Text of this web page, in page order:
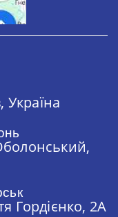
Україна
Гордієнко, 2А